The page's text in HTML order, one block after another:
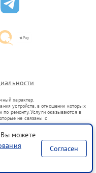
характер.
устройств, в отношении которых
ремонту. Услуги оказываются в
не связаны с
представителями.
оборот в соответствии
услуг или введения
о предоставляемых услугах по
офертой, определяемой
Вы можете
Согласен